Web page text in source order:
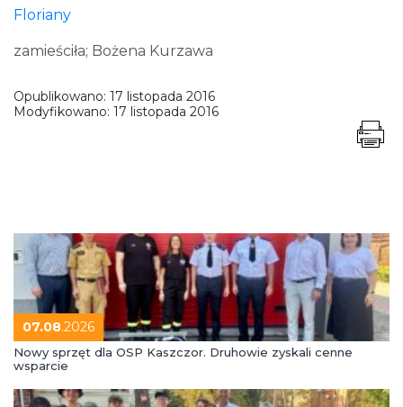
Floriany
zamieściła; Bożena Kurzawa
Opublikowano: 17 listopada 2016
Modyfikowano: 17 listopada 2016
07.08.2026
Nowy sprzęt dla OSP Kaszczor. Druhowie zyskali cenne
wsparcie